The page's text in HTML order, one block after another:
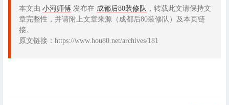
本文由 小河师傅 发布在 成都后80装修队 ，转载此文请保持文
章完整性，并请附上文章来源（成都后80装修队）及本页链
接。
原文链接：https://www.hou80.net/archives/181